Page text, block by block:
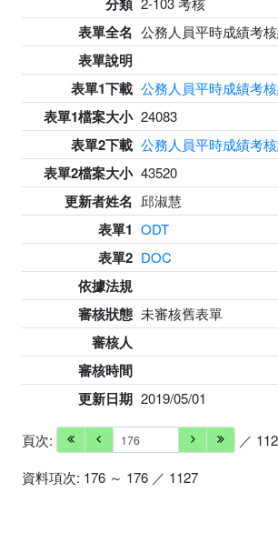
表單全名 公務人員平時成績考
表單說明
表單1下載 公務人員平時成績考
表單1檔案大小 24083
表單2下載 公務人員平時成績考
表單2檔案大小 43520
更新者姓名 邱淑慧
表單1 ODT
表單2 DOC
依據法規
審核狀態 未審核舊表單
審核人
審核時間
更新日期 2019/05/01
頁次:
／
資料項次: 176 ～ 176 ／ 1127